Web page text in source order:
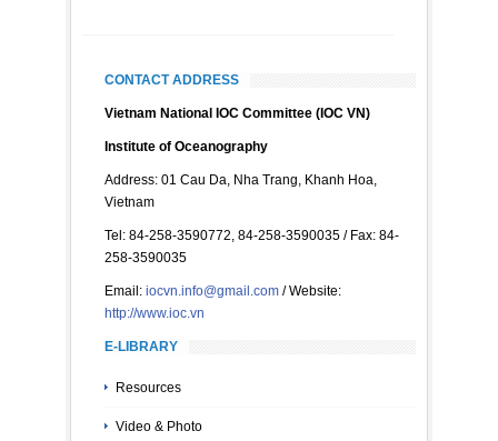
CONTACT ADDRESS
Vietnam National IOC Committee (IOC VN)
Institute of Oceanography
Address: 01 Cau Da, Nha Trang, Khanh Hoa,
Vietnam
Tel: 84-258-3590772, 84-258-3590035 / Fax: 84-
258-3590035
Email: iocvn.info@gmail.com / Website:
http://www.ioc.vn
E-LIBRARY
Resources
Video & Photo